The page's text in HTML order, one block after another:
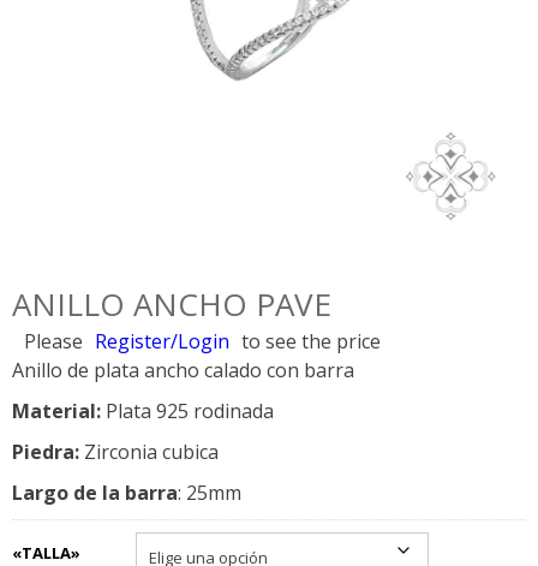
ANILLO ANCHO PAVE
Please Register/Login to see the price
Anillo de plata ancho calado con barra
Material: Plata 925 rodinada
Piedra: Zirconia cubica
Largo de la barra: 25mm
«TALLA»